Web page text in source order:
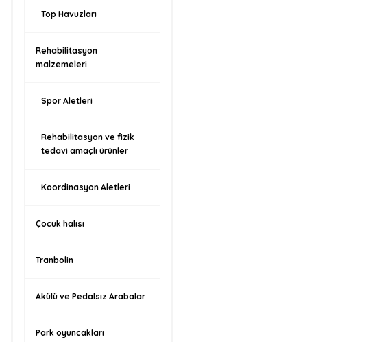
Top Havuzları
Rehabilitasyon
malzemeleri
Spor Aletleri
Rehabilitasyon ve fizik
tedavi amaçlı ürünler
Koordinasyon Aletleri
Çocuk halısı
Tranbolin
Akülü ve Pedalsız Arabalar
Park oyuncakları